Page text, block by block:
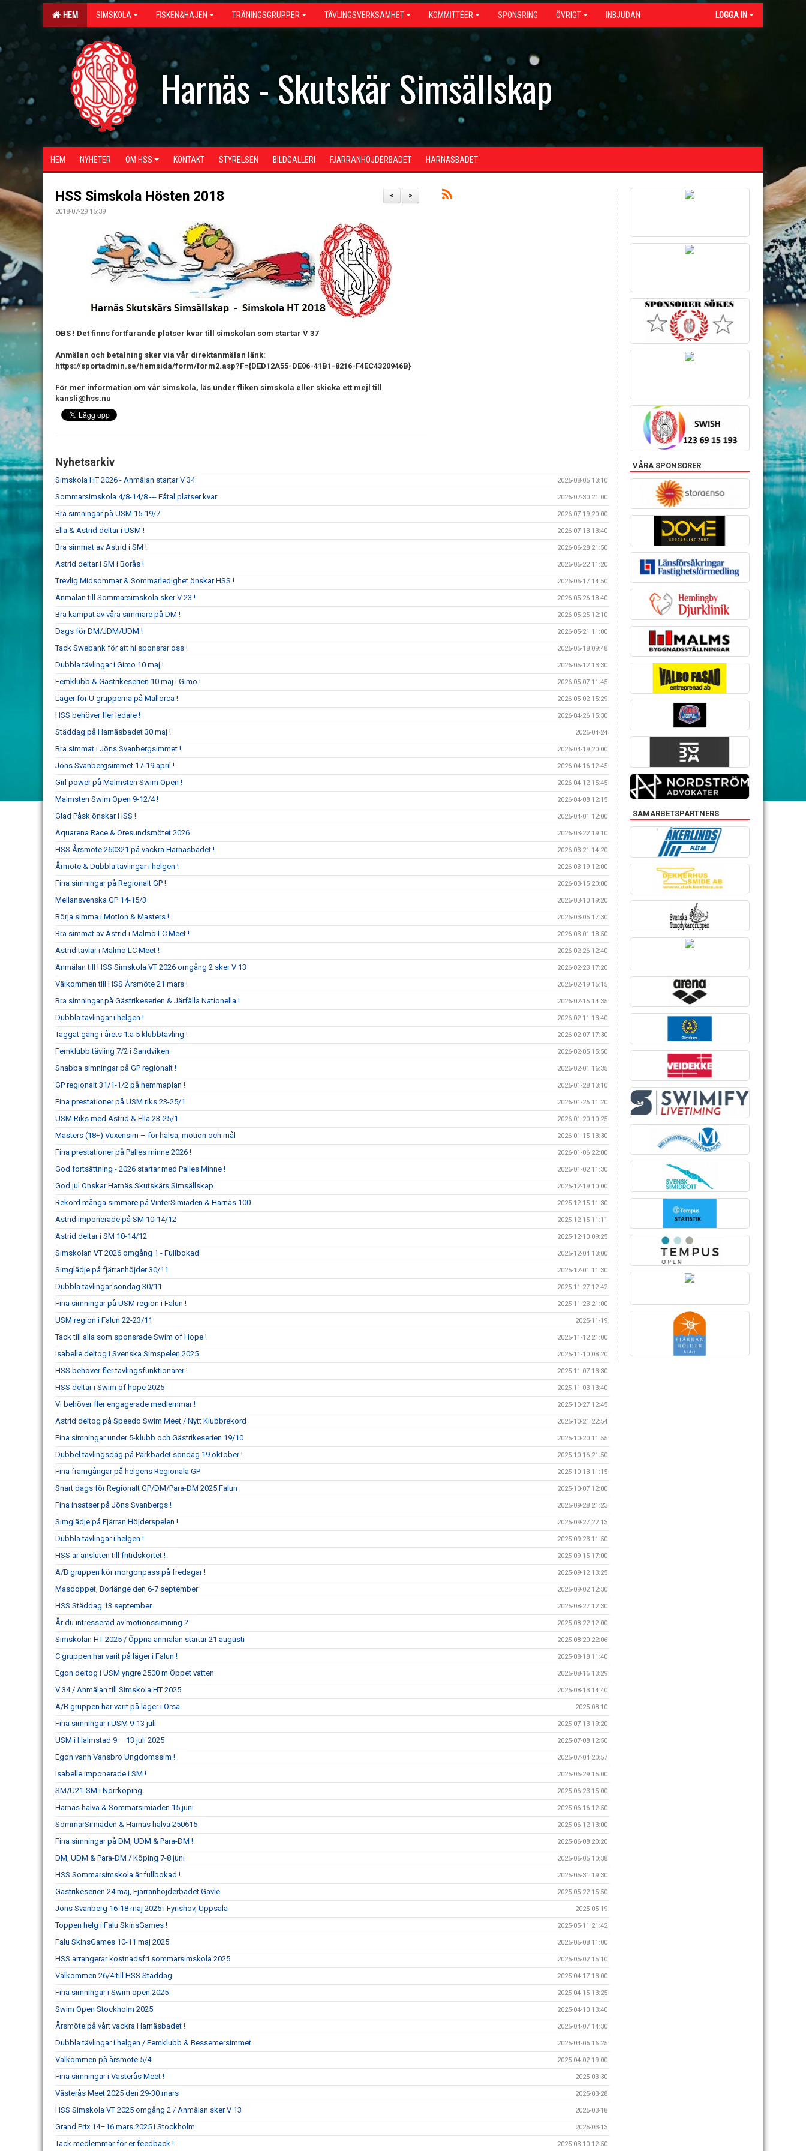
HEM SIMSKOLA FISKEN&HAJEN TRÄNINGSGRUPPER TÄVLINGSVERKSAMHET KOMMITTÉER SPONSRING ÖVRIGT INBJUDAN LOGGA IN
Harnäs - Skutskär Simsällskap
HEM NYHETER OM HSS KONTAKT STYRELSEN BILDGALLERI FJÄRRANHÖJDERBADET HARNÄSBADET
>
<
HSS Simskola Hösten 2018
2018-07-29 15:39
OBS ! Det finns fortfarande platser kvar till simskolan som startar V 37
Anmälan och betalning sker via vår direktanmälan länk:
https://sportadmin.se/hemsida/form/form2.asp?F={DED12A55-DE06-41B1-8216-F4EC4320946B}
För mer information om vår simskola, läs under fliken simskola eller skicka ett mejl till
kansli@hss.nu
Nyhetsarkiv
Simskola HT 2026 - Anmälan startar V 34 2026-08-05 13:10
Sommarsimskola 4/8-14/8 --- Fåtal platser kvar 2026-07-30 21:00
Bra simningar på USM 15-19/7 2026-07-19 20:00
Ella & Astrid deltar i USM ! 2026-07-13 13:40
Bra simmat av Astrid i SM ! 2026-06-28 21:50
Astrid deltar i SM i Borås ! 2026-06-22 11:20
Trevlig Midsommar & Sommarledighet önskar HSS ! 2026-06-17 14:50
Anmälan till Sommarsimskola sker V 23 ! 2026-05-26 18:40
Bra kämpat av våra simmare på DM ! 2026-05-25 12:10
Dags för DM/JDM/UDM ! 2026-05-21 11:00
Tack Swebank för att ni sponsrar oss ! 2026-05-18 09:48
Dubbla tävlingar i Gimo 10 maj ! 2026-05-12 13:30
Femklubb & Gästrikeserien 10 maj i Gimo ! 2026-05-07 11:45
Läger för U grupperna på Mallorca ! 2026-05-02 15:29
HSS behöver fler ledare ! 2026-04-26 15:30
Städdag på Harnäsbadet 30 maj ! 2026-04-24
Bra simmat i Jöns Svanbergsimmet ! 2026-04-19 20:00
Jöns Svanbergsimmet 17-19 april ! 2026-04-16 12:45
Girl power på Malmsten Swim Open ! 2026-04-12 15:45
Malmsten Swim Open 9-12/4 ! 2026-04-08 12:15
Glad Påsk önskar HSS ! 2026-04-01 12:00
Aquarena Race & Öresundsmötet 2026 2026-03-22 19:10
HSS Årsmöte 260321 på vackra Harnäsbadet ! 2026-03-21 14:20
Årmöte & Dubbla tävlingar i helgen ! 2026-03-19 12:00
Fina simningar på Regionalt GP ! 2026-03-15 20:00
Mellansvenska GP 14-15/3 2026-03-10 19:20
Börja simma i Motion & Masters ! 2026-03-05 17:30
Bra simmat av Astrid i Malmö LC Meet ! 2026-03-01 18:50
Astrid tävlar i Malmö LC Meet ! 2026-02-26 12:40
Anmälan till HSS Simskola VT 2026 omgång 2 sker V 13 2026-02-23 17:20
Välkommen till HSS Årsmöte 21 mars ! 2026-02-19 15:15
Bra simningar på Gästrikeserien & Järfälla Nationella ! 2026-02-15 14:35
Dubbla tävlingar i helgen ! 2026-02-11 13:40
Taggat gäng i årets 1:a 5 klubbtävling ! 2026-02-07 17:30
Femklubb tävling 7/2 i Sandviken 2026-02-05 15:50
Snabba simningar på GP regionalt ! 2026-02-01 16:35
GP regionalt 31/1-1/2 på hemmaplan ! 2026-01-28 13:10
Fina prestationer på USM riks 23-25/1 2026-01-26 11:20
USM Riks med Astrid & Ella 23-25/1 2026-01-20 10:25
Masters (18+) Vuxensim – för hälsa, motion och mål 2026-01-15 13:30
Fina prestationer på Palles minne 2026 ! 2026-01-06 22:00
God fortsättning - 2026 startar med Palles Minne ! 2026-01-02 11:30
God jul Önskar Harnäs Skutskärs Simsällskap 2025-12-19 10:00
Rekord många simmare på VinterSimiaden & Harnäs 100 2025-12-15 11:30
Astrid imponerade på SM 10-14/12 2025-12-15 11:11
Astrid deltar i SM 10-14/12 2025-12-10 09:25
Simskolan VT 2026 omgång 1 - Fullbokad 2025-12-04 13:00
Simglädje på fjärranhöjder 30/11 2025-12-01 11:30
Dubbla tävlingar söndag 30/11 2025-11-27 12:42
Fina simningar på USM region i Falun ! 2025-11-23 21:00
USM region i Falun 22-23/11 2025-11-19
Tack till alla som sponsrade Swim of Hope ! 2025-11-12 21:00
Isabelle deltog i Svenska Simspelen 2025 2025-11-10 08:20
HSS behöver fler tävlingsfunktionärer ! 2025-11-07 13:30
HSS deltar i Swim of hope 2025 2025-11-03 13:40
Vi behöver fler engagerade medlemmar ! 2025-10-27 12:45
Astrid deltog på Speedo Swim Meet / Nytt Klubbrekord 2025-10-21 22:54
Fina simningar under 5-klubb och Gästrikeserien 19/10 2025-10-20 11:55
Dubbel tävlingsdag på Parkbadet söndag 19 oktober ! 2025-10-16 21:50
Fina framgångar på helgens Regionala GP 2025-10-13 11:15
Snart dags för Regionalt GP/DM/Para-DM 2025 Falun 2025-10-07 12:00
Fina insatser på Jöns Svanbergs ! 2025-09-28 21:23
Simglädje på Fjärran Höjderspelen ! 2025-09-27 22:13
Dubbla tävlingar i helgen ! 2025-09-23 11:50
HSS är ansluten till fritidskortet ! 2025-09-15 17:00
A/B gruppen kör morgonpass på fredagar ! 2025-09-12 13:25
Masdoppet, Borlänge den 6-7 september 2025-09-02 12:30
HSS Städdag 13 september 2025-08-27 12:30
År du intresserad av motionssimning ? 2025-08-22 12:00
Simskolan HT 2025 / Öppna anmälan startar 21 augusti 2025-08-20 22:06
C gruppen har varit på läger i Falun ! 2025-08-18 11:40
Egon deltog i USM yngre 2500 m Öppet vatten 2025-08-16 13:29
V 34 / Anmälan till Simskola HT 2025 2025-08-13 14:40
A/B gruppen har varit på läger i Orsa 2025-08-10
Fina simningar i USM 9-13 juli 2025-07-13 19:20
USM i Halmstad 9 – 13 juli 2025 2025-07-08 12:50
Egon vann Vansbro Ungdomssim ! 2025-07-04 20:57
Isabelle imponerade i SM ! 2025-06-29 15:00
SM/U21-SM i Norrköping 2025-06-23 15:00
Harnäs halva & Sommarsimiaden 15 juni 2025-06-16 12:50
SommarSimiaden & Harnäs halva 250615 2025-06-12 13:00
Fina simningar på DM, UDM & Para-DM ! 2025-06-08 20:20
DM, UDM & Para-DM / Köping 7-8 juni 2025-06-05 10:38
HSS Sommarsimskola är fullbokad ! 2025-05-31 19:30
Gästrikeserien 24 maj, Fjärranhöjderbadet Gävle 2025-05-22 15:50
Jöns Svanberg 16-18 maj 2025 i Fyrishov, Uppsala 2025-05-19
Toppen helg i Falu SkinsGames ! 2025-05-11 21:42
Falu SkinsGames 10-11 maj 2025 2025-05-08 11:00
HSS arrangerar kostnadsfri sommarsimskola 2025 2025-05-02 15:10
Välkommen 26/4 till HSS Städdag 2025-04-17 13:00
Fina simningar i Swim open 2025 2025-04-15 13:25
Swim Open Stockholm 2025 2025-04-10 13:40
Årsmöte på vårt vackra Harnäsbadet ! 2025-04-07 14:30
Dubbla tävlingar i helgen / Femklubb & Bessemersimmet 2025-04-06 16:25
Välkommen på årsmöte 5/4 2025-04-02 19:00
Fina simningar i Västerås Meet ! 2025-03-30
Västerås Meet 2025 den 29-30 mars 2025-03-28
HSS Simskola VT 2025 omgång 2 / Anmälan sker V 13 2025-03-18
Grand Prix 14–16 mars 2025 i Stockholm 2025-03-13
Tack medlemmar för er feedback ! 2025-03-10 12:50
VÅRA SPONSORER
SAMARBETSPARTNERS